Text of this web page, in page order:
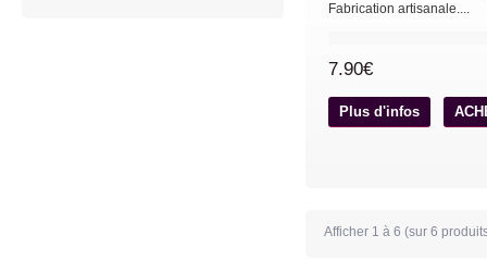
Fabrication artisanale....
7.90€
Plus d'infos
Afficher 1 à 6 (sur 6